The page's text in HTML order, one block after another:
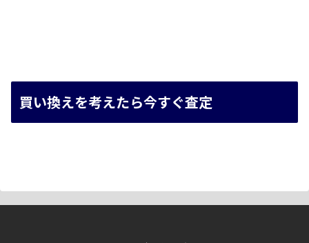
買い換えを考えたら今すぐ査定